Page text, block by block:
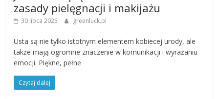
zasady pielęgnacji i makijażu
30 lipca 2025 greenluck.pl
Usta są nie tylko istotnym elementem kobiecej urody, ale
także mają ogromne znaczenie w komunikacji i wyrażaniu
emocji. Piękne, pełne
Czytaj dalej